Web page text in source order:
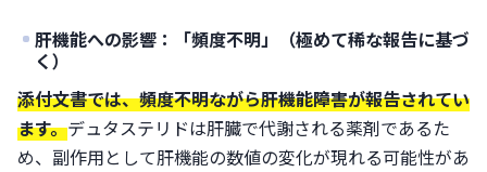
肝機能への影響：「頻度不明」（極めて稀な報告に基づ
く）
添付文書では、頻度不明ながら肝機能障害が報告されてい
ます。デュタステリドは肝臓で代謝される薬剤であるた
め、副作用として肝機能の数値の変化が現れる可能性があ